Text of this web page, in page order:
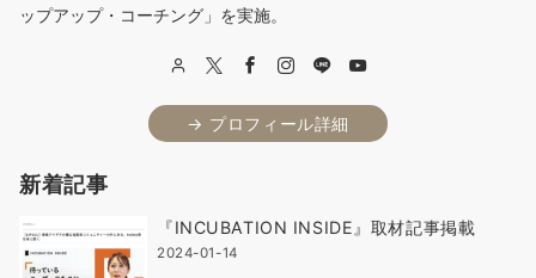
ップアップ・コーチング」を実施。
→ プロフィール詳細
新着記事
『INCUBATION INSIDE』取材記事掲載
2024-01-14